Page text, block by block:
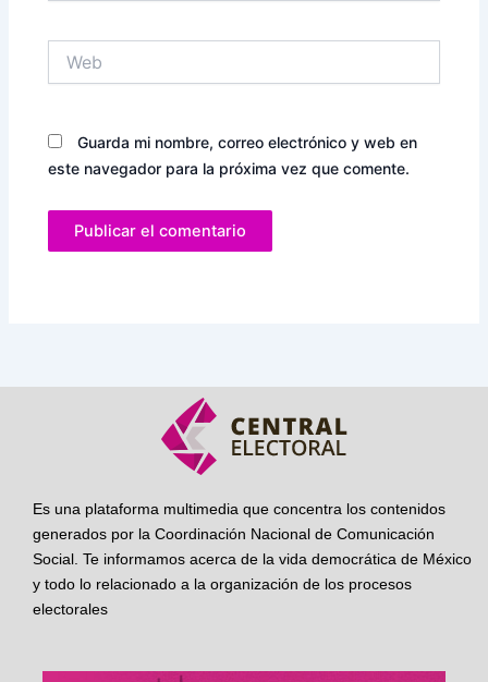
Guarda mi nombre, correo electrónico y web en
este navegador para la próxima vez que comente.
Es una plataforma multimedia que concentra los contenidos
generados por la Coordinación Nacional de Comunicación
Social. Te informamos acerca de la vida democrática de México
y todo lo relacionado a la organización de los procesos
electorales